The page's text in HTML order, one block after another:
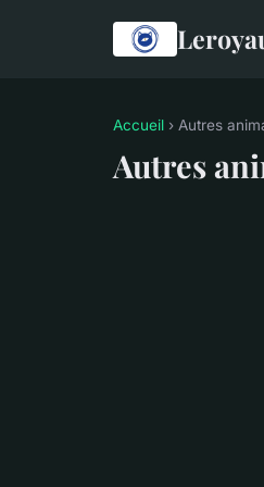
Accueil › Autres
Autres